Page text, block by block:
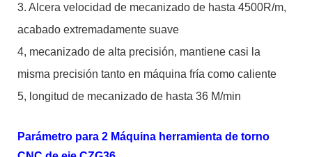
3. Alcera velocidad de mecanizado de hasta 4500R/m,
acabado extremadamente suave
4, mecanizado de alta precisión, mantiene casi la
misma precisión tanto en máquina fría como caliente
5, longitud de mecanizado de hasta 36 M/min
Parámetro para 2 Máquina herramienta de torno